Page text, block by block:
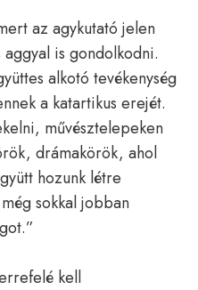
az agykutató jelen
is gondolkodni.
alkotó tevékenység
a katartikus erejét.
művésztelepeken
drámakörök, ahol
hozunk létre
sokkal jobban
kell